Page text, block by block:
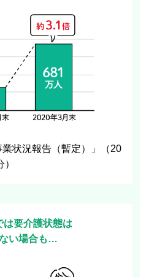
状況報告（暫定）」（20
は要介護状態は
い場合も…